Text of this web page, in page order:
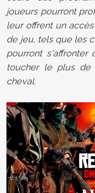
joueurs pourront
leur offrent un
de jeu, tels que les
pourront s'affronter
toucher le plus de
cheval.